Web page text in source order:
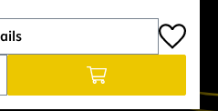
Wert ein oder